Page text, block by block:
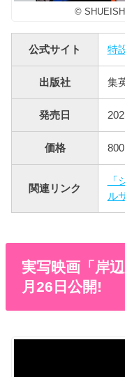
©
公式サイト 特
出版社 集
発売日
価格
関連リンク
ル
実写映画「岸
月26日公開!